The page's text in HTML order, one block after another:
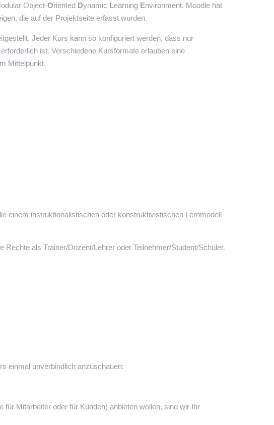
odular Object-Oriented Dynamic Learning Environment. Moodle hat
die auf der Projektseite erfasst wurden.
Jeder Kurs kann so konfiguriert werden, dass nur
ist. Verschiedene Kursformate erlauben eine
Mittelpunkt.
einem instruktionalistischen oder konstruktivistischen Lernmodell
als Trainer/Dozent/Lehrer oder Teilnehmer/Student/Schüler.
einmal unverbindlich anzuschauen:
Mitarbeiter oder für Kunden) anbieten wollen, sind wir Ihr